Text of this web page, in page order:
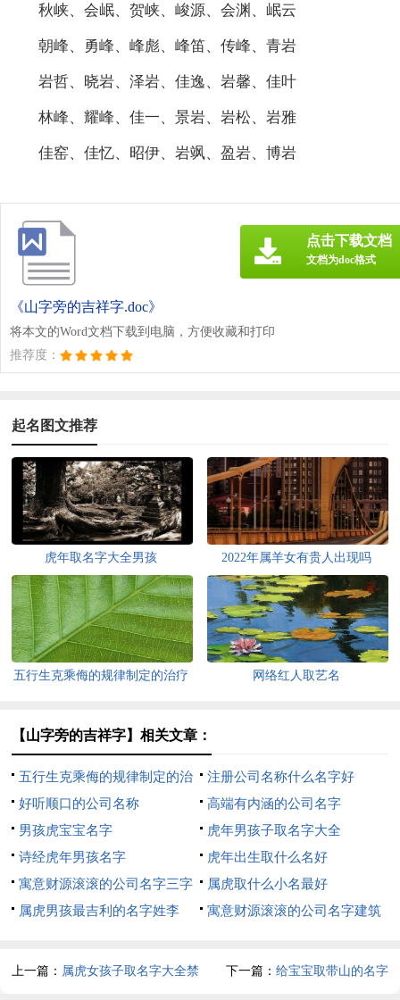
秋峡、会岷、贺峡、峻源、会渊、岷云
朝峰、勇峰、峰彪、峰笛、传峰、青岩
岩哲、晓岩、泽岩、佳逸、岩馨、佳叶
林峰、耀峰、佳一、景岩、岩松、岩雅
佳窑、佳忆、昭伊、岩飒、盈岩、博岩
《山字旁的吉祥字.doc》
将本文的Word文档下载到电脑，方便收藏和打印
推荐度：
点击下载文档
文档为doc格式
起名图文推荐
虎年取名字大全男孩 2022年属羊女有贵人出现吗
五行生克乘侮的规律制定的治疗
网络红人取艺名
【山字旁的吉祥字】相关文章：
五行生克乘侮的规律制定的治
疗方法
注册公司名称什么名字好
好听顺口的公司名称
高端有内涵的公司名字
男孩虎宝宝名字
虎年男孩子取名字大全
诗经虎年男孩名字
虎年出生取什么名好
寓意财源滚滚的公司名字三字
属虎取什么小名最好
属虎男孩最吉利的名字姓李
寓意财源滚滚的公司名字建筑
上一篇： 属虎女孩子取名字大全禁 下一篇： 给宝宝取带山的名字